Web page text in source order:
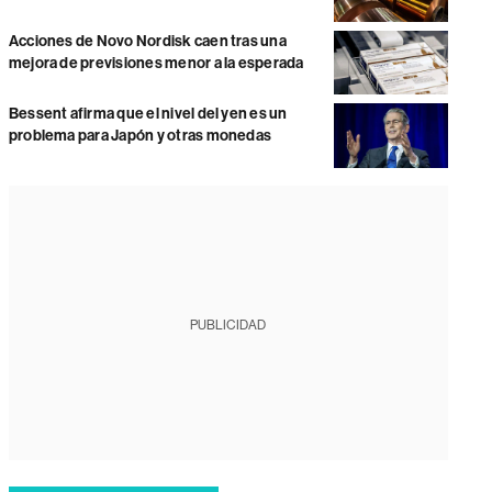
Acciones de Novo Nordisk caen tras una
mejora de previsiones menor a la esperada
Bessent afirma que el nivel del yen es un
problema para Japón y otras monedas
PUBLICIDAD